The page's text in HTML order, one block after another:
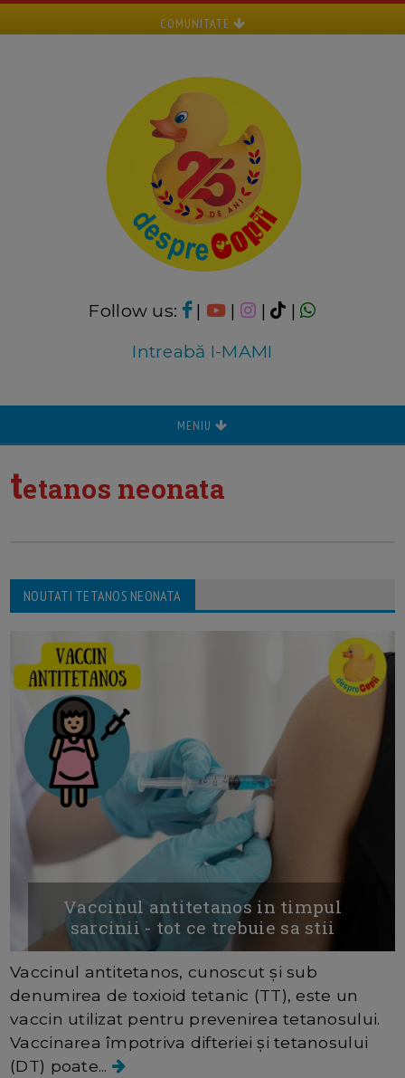
COMUNITATE
Follow us: | | |
|
Intreabă I-MAMI
MENIU
tetanos neonata
NOUTATI TETANOS NEONATA
Vaccinul antitetanos in timpul
sarcinii - tot ce trebuie sa stii
Vaccinul antitetanos, cunoscut și sub
denumirea de toxioid tetanic (TT), este un
vaccin utilizat pentru prevenirea tetanosului.
Vaccinarea împotriva difteriei și tetanosului
(DT) poate...